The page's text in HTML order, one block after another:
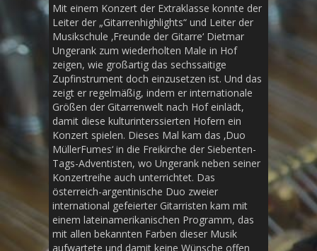
Mit einem Konzert der Extraklasse konnte der
Leiter der „Gitarrenhighlights“ und Leiter der
Musikschule ‚Freunde der Gitarre‘ Dietmar
Ungerank zum wiederholten Male in Hof
zeigen, wie großartig das sechssaitige
Zupfinstrument doch einzusetzen ist. Und das
zeigt er regelmäßig, indem er internationale
Größen der Gitarrenwelt nach Hof einlädt,
damit diese kulturinterssierten Hofern ein
Konzert spielen. Dieses Mal kam das ‚Duo
MüllerFumes‘ in die Freikirche der Siebenten-
Tags-Adventisten, wo Ungerank neben seiner
Konzertreihe auch unterrichtet. Das
österreich-argentinische Duo zweier
international gefeierter Gitarristen kam mit
einem lateinamerikanischen Programm, das
mit allen bekannten Farben dieser Musik
aufwartete und damit keine Wünsche offen